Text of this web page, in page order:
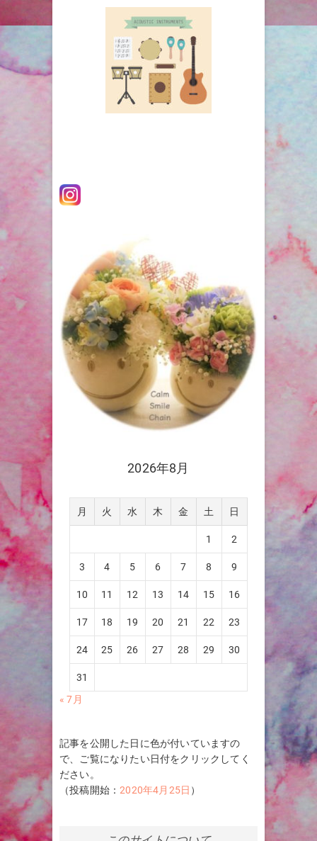
2026年8月
月 火 水 木 金 土 日
1 2
3 4 5 6 7 8 9
10 11 12 13 14 15 16
17 18 19 20 21 22 23
24 25 26 27 28 29 30
31
« 7月
記事を公開した日に色が付いていますの
で、ご覧になりたい日付をクリックしてく
ださい。
（投稿開始：2020年4月25日 ）